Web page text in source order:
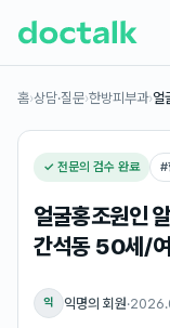
홈›상담·질문›한방피부과›얼
✓ 전문의 검수 완료 #
얼굴홍조원인
간석동 50세/
익 익명의 회원·